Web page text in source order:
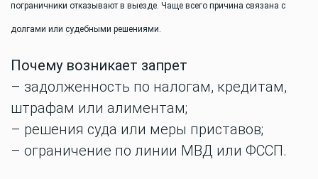
пограничники отказывают в выезде. Чаще всего причина связана с
долгами или судебными решениями.
Почему возникает запрет
– задолженность по налогам, кредитам,
штрафам или алиментам;
– решения суда или меры приставов;
– ограничение по линии МВД или ФССП.